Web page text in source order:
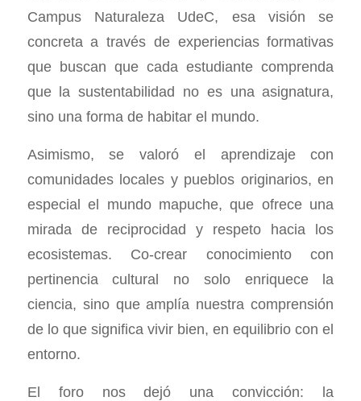
Campus Naturaleza UdeC, esa visión se
concreta a través de experiencias formativas
que buscan que cada estudiante comprenda
que la sustentabilidad no es una asignatura,
sino una forma de habitar el mundo.
Asimismo, se valoró el aprendizaje con
comunidades locales y pueblos originarios, en
especial el mundo mapuche, que ofrece una
mirada de reciprocidad y respeto hacia los
ecosistemas. Co-crear conocimiento con
pertinencia cultural no solo enriquece la
ciencia, sino que amplía nuestra comprensión
de lo que significa vivir bien, en equilibrio con el
entorno.
El foro nos dejó una convicción: la